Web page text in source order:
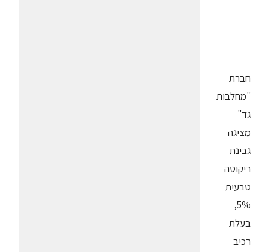
חברת
"מחלבות
גד"
מציגה
גבינת
ריקוטה
טבעית
5%,
בעלת
רכיב